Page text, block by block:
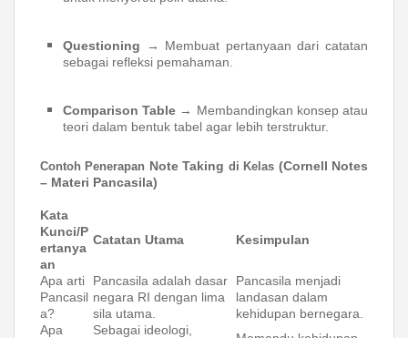
Questioning → Membuat pertanyaan dari catatan
sebagai refleksi pemahaman.
Comparison Table → Membandingkan konsep atau
teori dalam bentuk tabel agar lebih terstruktur.
Contoh Penerapan Note Taking di Kelas (Cornell Notes
– Materi Pancasila)
Kata
Kunci/P
ertanya
an
Catatan Utama Kesimpulan
Apa arti
Pancasil
a?
Pancasila adalah dasar
negara RI dengan lima
sila utama.
Pancasila menjadi
landasan dalam
kehidupan bernegara.
Apa
Sebagai ideologi,